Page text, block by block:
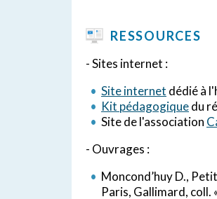
RESSOURCES
- Sites internet :
Site internet dédié à
Kit pédagogiquedu
Site de l'association
- Ouvrages :
Moncond’huy D.,
Paris, Gallimard, coll.